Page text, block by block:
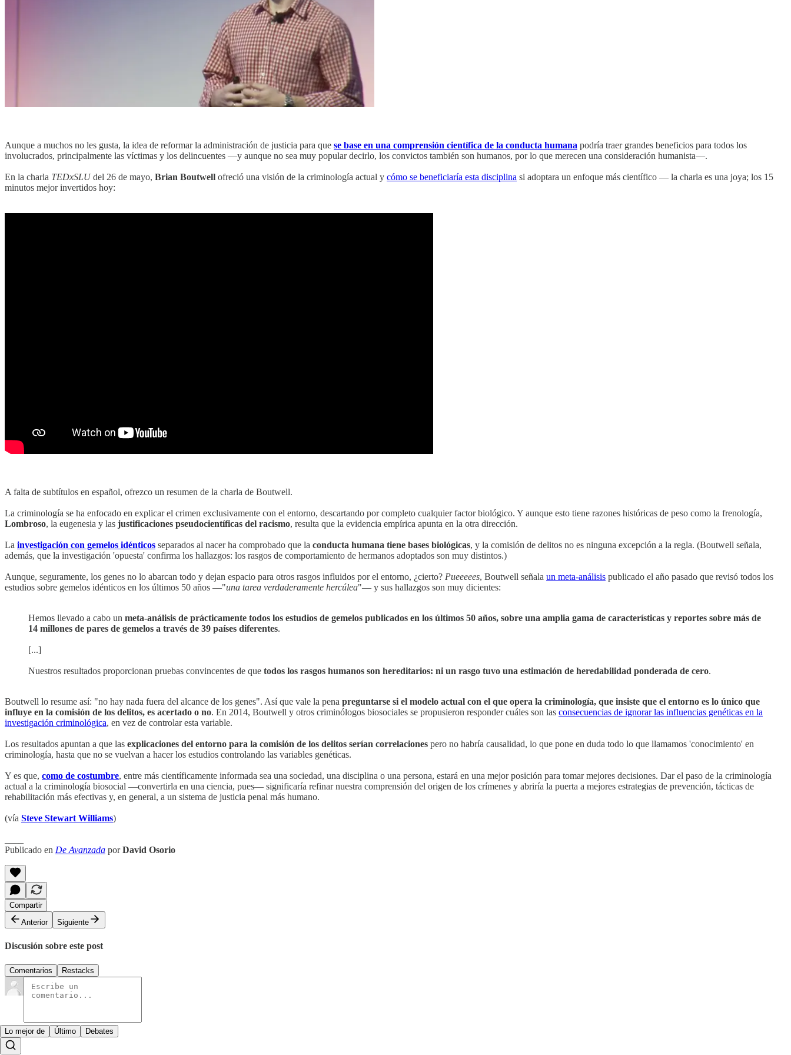
Aunque a muchos no les gusta, la idea de reformar la administración de justicia para que se base en una comprensión científica de la conducta humana podría traer grandes beneficios para todos los
involucrados, principalmente las víctimas y los delincuentes —y aunque no sea muy popular decirlo, los convictos también son humanos, por lo que merecen una consideración humanista—.
En la charla TEDxSLUdel 26 de mayo, Brian Boutwell ofreció una visión de la criminología actual y cómo se beneficiaría esta disciplina si adoptara un enfoque más científico — la charla es una joya; los 15
minutos mejor invertidos hoy:
A falta de subtítulos en español, ofrezco un resumen de la charla de Boutwell.
La criminología se ha enfocado en explicar el crimen exclusivamente con el entorno, descartando por completo cualquier factor biológico. Y aunque esto tiene razones históricas de peso como la frenología,
Lombroso, la eugenesia y las justificaciones pseudocientíficas del racismo, resulta que la evidencia empírica apunta en la otra dirección.
La investigación con gemelos idénticos separados al nacer ha comprobado que la conducta humana tiene bases biológicas, y la comisión de delitos no es ninguna excepción a la regla. (Boutwell señala,
además, que la investigación 'opuesta' confirma los hallazgos: los rasgos de comportamiento de hermanos adoptados son muy distintos.)
Aunque, seguramente, los genes no lo abarcan todo y dejan espacio para otros rasgos influidos por el entorno, ¿cierto? Pueeeees, Boutwell señala un meta-análisis publicado el año pasado que revisó todos los
estudios sobre gemelos idénticos en los últimos 50 años —"una tarea verdaderamente hercúlea"— y sus hallazgos son muy dicientes:
Hemos llevado a cabo un meta-análisis de prácticamente todos los estudios de gemelos publicados en los últimos 50 años, sobre una amplia gama de características y reportes sobre más de
14 millones de pares de gemelos a través de 39 países diferentes.
[...]
Nuestros resultados proporcionan pruebas convincentes de que todos los rasgos humanos son hereditarios: ni un rasgo tuvo una estimación de heredabilidad ponderada de cero.
Boutwell lo resume así: "no hay nada fuera del alcance de los genes". Así que vale la pena preguntarse si el modelo actual con el que opera la criminología, que insiste que el entorno es lo único que
influye en la comisión de los delitos, es acertado o no. En 2014, Boutwell y otros criminólogos biosociales se propusieron responder cuáles son las consecuencias de ignorar las influencias genéticas en la
investigación criminológica, en vez de controlar esta variable.
Los resultados apuntan a que las explicaciones del entorno para la comisión de los delitos serían correlaciones pero no habría causalidad, lo que pone en duda todo lo que llamamos 'conocimiento' en
criminología, hasta que no se vuelvan a hacer los estudios controlando las variables genéticas.
Y es que, como de costumbre, entre más científicamente informada sea una sociedad, una disciplina o una persona, estará en una mejor posición para tomar mejores decisiones. Dar el paso de la criminología
actual a la criminología biosocial —convertirla en una ciencia, pues— significaría refinar nuestra comprensión del origen de los crímenes y abriría la puerta a mejores estrategias de prevención, tácticas de
rehabilitación más efectivas y, en general, a un sistema de justicia penal más humano.
(vía Steve Stewart Williams)
Publicado en De Avanzada porDavid Osorio
Compartir
Anterior
Siguiente
Discusión sobre este post
Comentarios Restacks
Lo mejor de Último Debates